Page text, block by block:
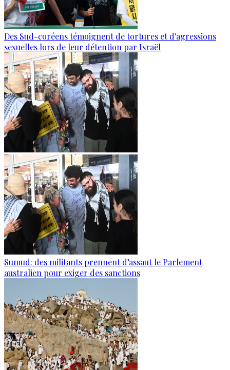
Des Sud-coréens témoignent de tortures et d'agressions
sexuelles lors de leur détention par Israël
Sumud: des militants prennent d’assaut le Parlement
australien pour exiger des sanctions